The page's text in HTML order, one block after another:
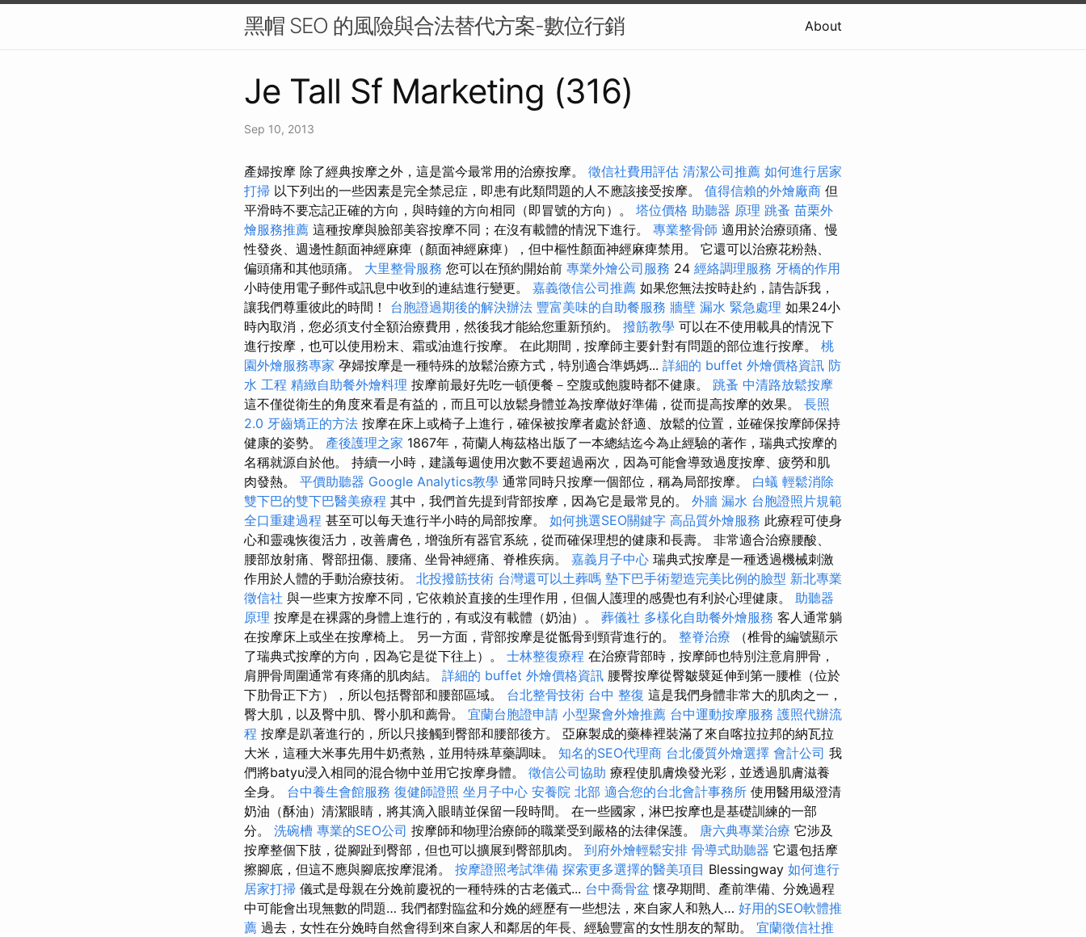
黑帽 SEO 的風險與合法替代方案-數位行銷 About
Je Tall Sf Marketing (316)
Sep 10, 2013
產婦按摩 除了經典按摩之外，這是當今最常用的治療按摩。 徵信社費用評估 清潔公司推薦 如何進行居家
打掃 以下列出的一些因素是完全禁忌症，即患有此類問題的人不應該接受按摩。 值得信賴的外燴廠商 但
平滑時不要忘記正確的方向，與時鐘的方向相同（即冒號的方向）。 塔位價格 助聽器 原理 跳蚤 苗栗外
燴服務推薦 這種按摩與臉部美容按摩不同；在沒有載體的情況下進行。 專業整骨師 適用於治療頭痛、慢
性發炎、週邊性顏面神經麻痺（顏面神經麻痺），但中樞性顏面神經麻痺禁用。 它還可以治療花粉熱、
偏頭痛和其他頭痛。 大里整骨服務 您可以在預約開始前 專業外燴公司服務 24 經絡調理服務 牙橋的作用
小時使用電子郵件或訊息中收到的連結進行變更。 嘉義徵信公司推薦 如果您無法按時赴約，請告訴我，
讓我們尊重彼此的時間！ 台胞證過期後的解決辦法 豐富美味的自助餐服務 牆壁 漏水 緊急處理 如果24小
時內取消，您必須支付全額治療費用，然後我才能給您重新預約。 撥筋教學 可以在不使用載具的情況下
進行按摩，也可以使用粉末、霜或油進行按摩。 在此期間，按摩師主要針對有問題的部位進行按摩。 桃
園外燴服務專家 孕婦按摩是一種特殊的放鬆治療方式，特別適合準媽媽... 詳細的 buffet 外燴價格資訊 防
水 工程 精緻自助餐外燴料理 按摩前最好先吃一頓便餐－空腹或飽腹時都不健康。 跳蚤 中清路放鬆按摩
這不僅從衛生的角度來看是有益的，而且可以放鬆身體並為按摩做好準備，從而提高按摩的效果。 長照
2.0 牙齒矯正的方法 按摩在床上或椅子上進行，確保被按摩者處於舒適、放鬆的位置，並確保按摩師保持
健康的姿勢。 產後護理之家 1867年，荷蘭人梅茲格出版了一本總結迄今為止經驗的著作，瑞典式按摩的
名稱就源自於他。 持續一小時，建議每週使用次數不要超過兩次，因為可能會導致過度按摩、疲勞和肌
肉發熱。 平價助聽器 Google Analytics教學 通常同時只按摩一個部位，稱為局部按摩。 白蟻 輕鬆消除
雙下巴的雙下巴醫美療程 其中，我們首先提到背部按摩，因為它是最常見的。 外牆 漏水 台胞證照片規範
全口重建過程 甚至可以每天進行半小時的局部按摩。 如何挑選SEO關鍵字 高品質外燴服務 此療程可使身
心和靈魂恢復活力，改善膚色，增強所有器官系統，從而確保理想的健康和長壽。 非常適合治療腰酸、
腰部放射痛、臀部扭傷、腰痛、坐骨神經痛、脊椎疾病。 嘉義月子中心 瑞典式按摩是一種透過機械刺激
作用於人體的手動治療技術。 北投撥筋技術 台灣還可以土葬嗎 墊下巴手術塑造完美比例的臉型 新北專業
徵信社 與一些東方按摩不同，它依賴於直接的生理作用，但個人護理的感覺也有利於心理健康。 助聽器
原理 按摩是在裸露的身體上進行的，有或沒有載體（奶油）。 葬儀社 多樣化自助餐外燴服務 客人通常躺
在按摩床上或坐在按摩椅上。 另一方面，背部按摩是從骶骨到頸背進行的。 整脊治療 （椎骨的編號顯示
了瑞典式按摩的方向，因為它是從下往上）。 士林整復療程 在治療背部時，按摩師也特別注意肩胛骨，
肩胛骨周圍通常有疼痛的肌肉結。 詳細的 buffet 外燴價格資訊 腰臀按摩從臀皺襞延伸到第一腰椎（位於
下肋骨正下方），所以包括臀部和腰部區域。 台北整骨技術 台中 整復 這是我們身體非常大的肌肉之一，
臀大肌，以及臀中肌、臀小肌和薦骨。 宜蘭台胞證申請 小型聚會外燴推薦 台中運動按摩服務 護照代辦流
程 按摩是趴著進行的，所以只接觸到臀部和腰部後方。 亞麻製成的藥棒裡裝滿了來自喀拉拉邦的納瓦拉
大米，這種大米事先用牛奶煮熟，並用特殊草藥調味。 知名的SEO代理商 台北優質外燴選擇 會計公司 我
們將batyu浸入相同的混合物中並用它按摩身體。 徵信公司協助 療程使肌膚煥發光彩，並透過肌膚滋養
全身。 台中養生會館服務 復健師證照 坐月子中心 安養院 北部 適合您的台北會計事務所 使用醫用級澄清
奶油（酥油）清潔眼睛，將其滴入眼睛並保留一段時間。 在一些國家，淋巴按摩也是基礎訓練的一部
分。 洗碗槽 專業的SEO公司 按摩師和物理治療師的職業受到嚴格的法律保護。 唐六典專業治療 它涉及
按摩整個下肢，從腳趾到臀部，但也可以擴展到臀部肌肉。 到府外燴輕鬆安排 骨導式助聽器 它還包括摩
擦腳底，但這不應與腳底按摩混淆。 按摩證照考試準備 探索更多選擇的醫美項目 Blessingway 如何進行
居家打掃 儀式是母親在分娩前慶祝的一種特殊的古老儀式... 台中喬骨盆 懷孕期間、產前準備、分娩過程
中可能會出現無數的問題… 我們都對臨盆和分娩的經歷有一些想法，來自家人和熟人… 好用的SEO軟體推
薦 過去，女性在分娩時自然會得到來自家人和鄰居的年長、經驗豐富的女性朋友的幫助。 宜蘭徵信社推